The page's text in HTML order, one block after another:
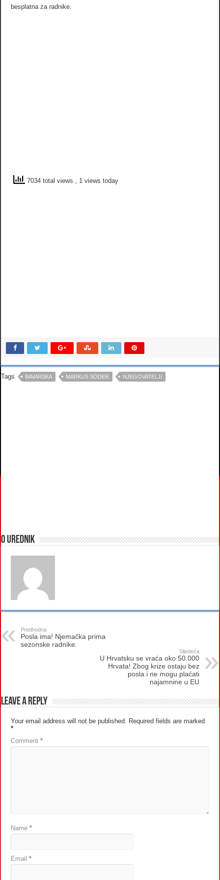
besplatna za radnike.
7034 total views , 1 views today
Tags BAVARSKA MARKUS SÖDER NJEGOVATELJI
O urednik
Predhodna
Posla ima! Njemačka prima
sezonske radnike.
Sljedeća
U Hrvatsku se vraća oko 50.000
Hrvata! Zbog krize ostaju bez
posla i ne mogu plaćati
najamnine u EU
Leave a Reply
Your email address will not be published.
Required fields are marked
*
Comment*
Name*
Email*